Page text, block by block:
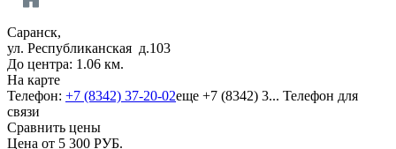
Саранск,
ул. Республиканская д.103
До центра: 1.06 км.
На карте
Телефон: +7 (8342) 37-20-02еще +7 (8342) 3... Телефон для
связи
Сравнить цены
Цена от 5 300 РУБ.